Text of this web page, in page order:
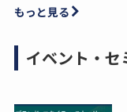
もっと見る
イベント・セ